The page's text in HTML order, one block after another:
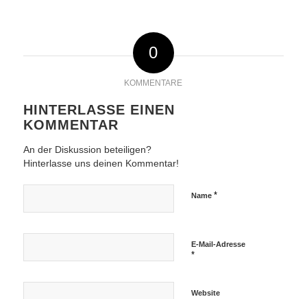
0
KOMMENTARE
HINTERLASSE EINEN
KOMMENTAR
An der Diskussion beteiligen?
Hinterlasse uns deinen Kommentar!
Name *
E-Mail-Adresse
*
Website